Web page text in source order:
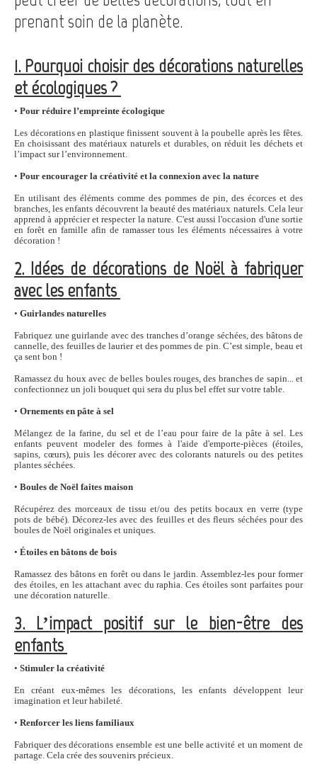
prenant soin de la planète.
1. Pourquoi choisir des décorations naturelles
et écologiques ?
• Pour réduire l’empreinte écologique
Les décorations en plastique finissent souvent à la poubelle après les fêtes.
En choisissant des matériaux naturels et durables, on réduit les déchets et
l’impact sur l’environnement.
• Pour encourager la créativité et la connexion avec la nature
En utilisant des éléments comme des pommes de pin, des écorces et des
branches, les enfants découvrent la beauté des matériaux naturels. Cela leur
apprend à apprécier et respecter la nature. C'est aussi l'occasion d'une sortie
en forêt en famille afin de ramasser tous les éléments nécessaires à votre
décoration !
2. Idées de décorations de Noël à fabriquer
avec les enfants
• Guirlandes naturelles
Fabriquez une guirlande avec des tranches d’orange séchées, des bâtons de
cannelle, des feuilles de laurier et des pommes de pin. C’est simple, beau et
ça sent bon !
Ramassez du houx avec de belles boules rouges, des branches de sapin... et
confectionnez un joli bouquet qui sera du plus bel effet sur votre table.
• Ornements en pâte à sel
Mélangez de la farine, du sel et de l’eau pour faire de la pâte à sel. Les
enfants peuvent modeler des formes à l'aide d'emporte-pièces (étoiles,
sapins, cœurs), puis les décorer avec des colorants naturels ou des petites
plantes séchées.
• Boules de Noël faites maison
Récupérez des morceaux de tissu et/ou des petits bocaux en verre (type
pots de bébé). Décorez-les avec des feuilles et des fleurs séchées pour des
boules de Noël originales et uniques.
• Étoiles en bâtons de bois
Ramassez des bâtons en forêt ou dans le jardin. Assemblez-les pour former
des étoiles, en les attachant avec du raphia. Ces étoiles sont parfaites pour
une décoration naturelle.
3. L’impact positif sur le bien-être des
enfants
• Stimuler la créativité
En créant eux-mêmes les décorations, les enfants développent leur
imagination et leur habileté.
• Renforcer les liens familiaux
Fabriquer des décorations ensemble est une belle activité et un moment de
partage. Cela crée des souvenirs précieux.